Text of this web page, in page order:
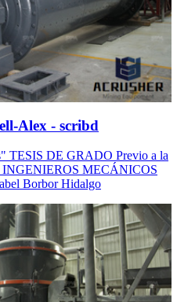
Alex - scribd
TESIS DE GRADO Previo a la
INGENIEROS MECÁNICOS
Borbor Hidalgo